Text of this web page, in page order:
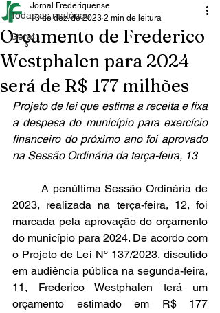
Todas as matérias
Geral
Orçamento de Frederico
Westphalen para 2024
será de R$ 177 milhões
Jornal Frederiquense
13 de dez. de 2023 2 min de leitura
Projeto de lei que estima a receita e fixa
a despesa do município para exercício
financeiro do próximo ano foi aprovado
na Sessão Ordinária da terça-feira, 13
2023, realizada na terça-feira, 12, foi
marcada pela aprovação do orçamento
do município para 2024. De acordo com
o Projeto de Lei Nº 137/2023, discutido
em audiência pública na segunda-feira,
11, Frederico Westphalen terá um
orçamento estimado em R$ 177